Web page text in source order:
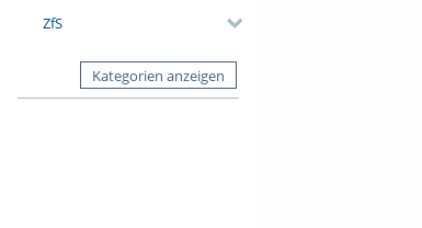
ZfS
Kategorien anzeigen